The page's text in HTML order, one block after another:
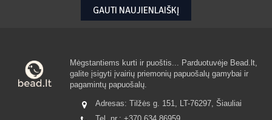
GAUTI NAUJIENLAIŠKĮ
Mėgstantiems kurti ir puoštis... Parduotuvėje Bead.lt,
galite įsigyti įvairių priemonių papuošalų gamybai ir
pagamintų papuošalų.
Adresas: Tilžės g. 151, LT-76297, Šiauliai